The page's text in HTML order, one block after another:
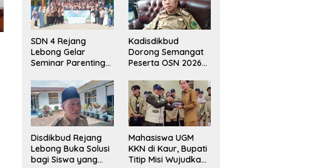
SDN 4 Rejang
Lebong Gelar
Seminar Parenting
Bullying,
Kadisdikbud: Patut
Jadi Contoh
Kadisdikbud
Dorong Semangat
Peserta OSN 2026
Disdikbud Rejang
Lebong Buka Solusi
bagi Siswa yang
Mahasiswa UGM
KKN di Kaur, Bupati
Titip Misi Wujudkan